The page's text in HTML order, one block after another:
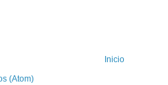
Inicio
(Atom)